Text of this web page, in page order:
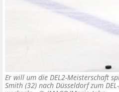
Er will um die DEL2-Meisterschaft
Smith (32) nach Düsseldorf zum